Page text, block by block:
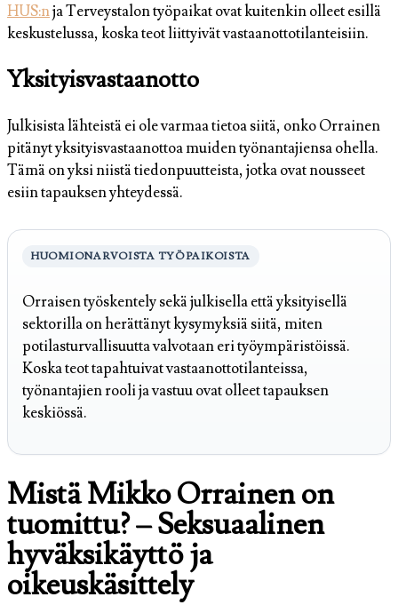
HUS:nja Terveystalon työpaikat ovat kuitenkin olleet esillä
keskustelussa, koska teot liittyivät vastaanottotilanteisiin.
Yksityisvastaanotto
Julkisista lähteistä ei ole varmaa tietoa siitä, onko Orrainen
pitänyt yksityisvastaanottoa muiden työnantajiensa ohella.
Tämä on yksi niistä tiedonpuutteista, jotka ovat nousseet
esiin tapauksen yhteydessä.
HUOMIONARVOISTA TYÖPAIKOISTA
Orraisen työskentely sekä julkisella että yksityisellä
sektorilla on herättänyt kysymyksiä siitä, miten
potilasturvallisuutta valvotaan eri työympäristöissä.
Koska teot tapahtuivat vastaanottotilanteissa,
työnantajien rooli ja vastuu ovat olleet tapauksen
keskiössä.
Mistä Mikko Orrainen on
tuomittu? – Seksuaalinen
hyväksikäyttö ja
oikeuskäsittely